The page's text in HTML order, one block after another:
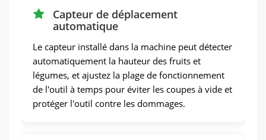
Capteur de déplacement
automatique
Le capteur installé dans la machine peut détecter
automatiquement la hauteur des fruits et
légumes, et ajustez la plage de fonctionnement
de l'outil à temps pour éviter les coupes à vide et
protéger l'outil contre les dommages.